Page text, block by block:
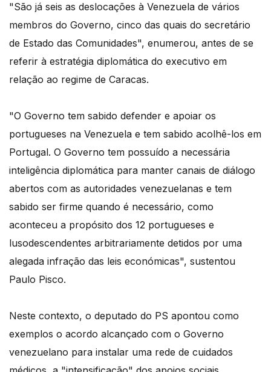
"São já seis as deslocações à Venezuela de vários
membros do Governo, cinco das quais do secretário
de Estado das Comunidades", enumerou, antes de se
referir à estratégia diplomática do executivo em
relação ao regime de Caracas.
"O Governo tem sabido defender e apoiar os
portugueses na Venezuela e tem sabido acolhê-los em
Portugal. O Governo tem possuído a necessária
inteligência diplomática para manter canais de diálogo
abertos com as autoridades venezuelanas e tem
sabido ser firme quando é necessário, como
aconteceu a propósito dos 12 portugueses e
lusodescendentes arbitrariamente detidos por uma
alegada infração das leis económicas", sustentou
Paulo Pisco.
Neste contexto, o deputado do PS apontou como
exemplos o acordo alcançado com o Governo
venezuelano para instalar uma rede de cuidados